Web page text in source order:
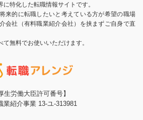
に特化した転職情報サイトです。
来的に転職したいと考えている方が希望の職場
会社（有料職業紹介会社）を挟まずご自身で直
無料でお使いいただけます。
生労働大臣許可番号】
業紹介事業 13-ユ-313981